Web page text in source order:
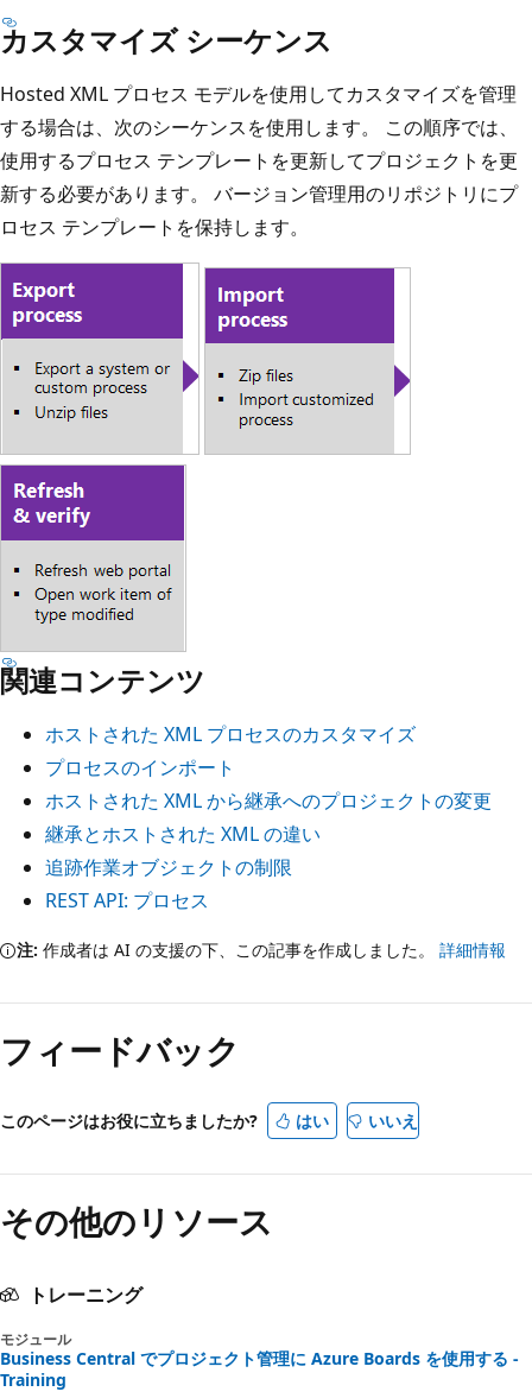
カスタマイズ シーケンス
Hosted XML プロセス モデルを使用してカスタマイズを管理
する場合は、次のシーケンスを使用します。 この順序では、
使用するプロセス テンプレートを更新してプロジェクトを更
新する必要があります。 バージョン管理用のリポジトリにプ
ロセス テンプレートを保持します。
関連コンテンツ
ホストされた XML プロセスのカスタマイズ
プロセスのインポート
ホストされた XML から継承へのプロジェクトの変更
継承とホストされた XML の違い
追跡作業オブジェクトの制限
REST API: プロセス
注: 作成者は AI の支援の下、この記事を作成しました。 詳細情報
フィードバック
このページはお役に立ちましたか? はい いいえ
その他のリソース
トレーニング
モジュール
Business Central でプロジェクト管理に Azure Boards を使用する -
Training